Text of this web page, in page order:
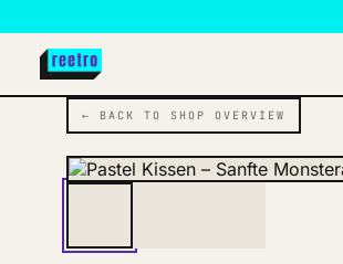
← BACK TO SHOP OVERVIEW